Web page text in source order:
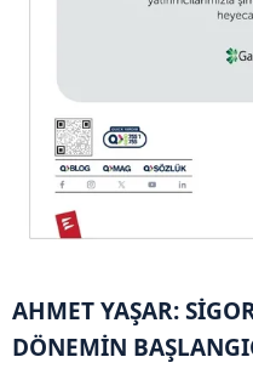
AHMET YAŞAR:
DÖNEMİN